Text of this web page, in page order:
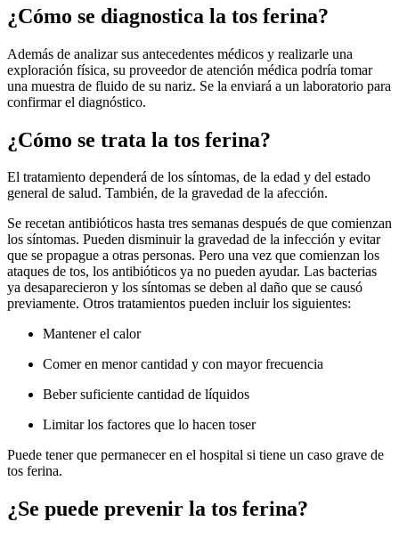
¿Cómo se diagnostica la tos ferina?
Además de analizar sus antecedentes médicos y realizarle una
exploración física, su proveedor de atención médica podría tomar
una muestra de fluido de su nariz. Se la enviará a un laboratorio para
confirmar el diagnóstico.
¿Cómo se trata la tos ferina?
El tratamiento dependerá de los síntomas, de la edad y del estado
general de salud. También, de la gravedad de la afección.
Se recetan antibióticos hasta tres semanas después de que comienzan
los síntomas. Pueden disminuir la gravedad de la infección y evitar
que se propague a otras personas. Pero una vez que comienzan los
ataques de tos, los antibióticos ya no pueden ayudar. Las bacterias
ya desaparecieron y los síntomas se deben al daño que se causó
previamente. Otros tratamientos pueden incluir los siguientes:
Mantener el calor
Comer en menor cantidad y con mayor frecuencia
Beber suficiente cantidad de líquidos
Limitar los factores que lo hacen toser
Puede tener que permanecer en el hospital si tiene un caso grave de
tos ferina.
¿Se puede prevenir la tos ferina?